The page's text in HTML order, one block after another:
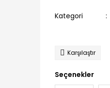
Kategori
Karşılaştır
Seçenekler